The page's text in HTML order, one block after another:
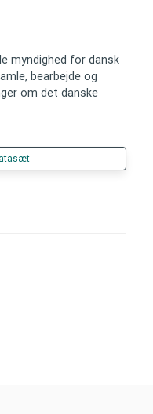
myndighed for dansk
bearbejde og
om det danske